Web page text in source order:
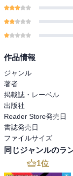
作品情報
ジャンル
著者
掲載誌・レーベル
出版社
Reader Store発売日
書誌発売日
ファイルサイズ
同じジャンルのラ
1位